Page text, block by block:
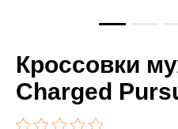
Кроссовки
Charged